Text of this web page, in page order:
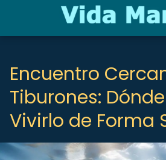
Encuentro
Tiburones:
Vivirlo de Forma